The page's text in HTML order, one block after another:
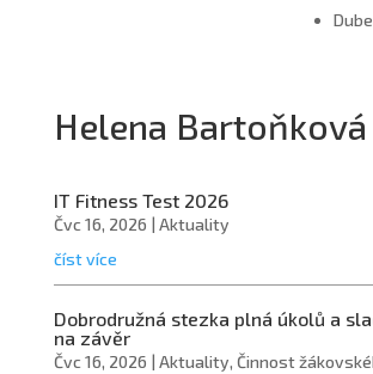
Helena Bartoňková
IT Fitness Test 2026
Čvc 16, 2026 | Aktuality
číst více
Dobrodružná stezka plná úkolů a
na závěr
Čvc 16, 2026 | Aktuality, Činnost